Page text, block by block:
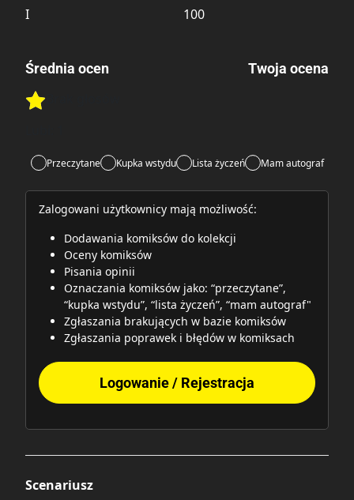
I
100
Średnia ocen
Rate this item:
Twoja ocena
Przeczytane Kupka wstydu Lista życzeń Mam autograf
Zalogowani użytkownicy mają możliwość:
Dodawania komiksów do kolekcji
Oceny komiksów
Pisania opinii
Oznaczania komiksów jako: “przeczytane”,
“kupka wstydu”, “lista życzeń”, “mam autograf"
Zgłaszania brakujących w bazie komiksów
Zgłaszania poprawek i błędów w komiksach
Logowanie / Rejestracja
Scenariusz